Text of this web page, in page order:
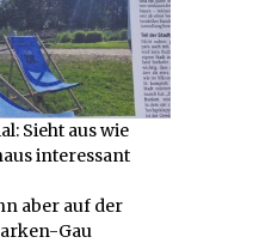
Sieht aus wie
interessant
aber auf der
Gau